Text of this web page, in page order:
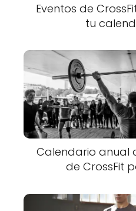
Eventos de
tu
Calendario anual
de CrossFit